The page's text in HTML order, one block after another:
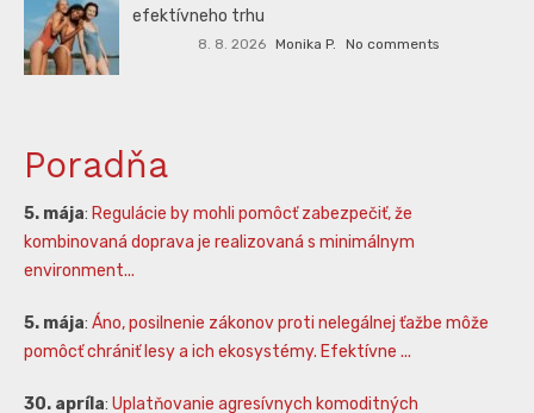
efektívneho trhu
8. 8. 2026 Monika P. No comments
Poradňa
5. mája: Regulácie by mohli pomôcť zabezpečiť, že
kombinovaná doprava je realizovaná s minimálnym
environment...
5. mája: Áno, posilnenie zákonov proti nelegálnej ťažbe môže
pomôcť chrániť lesy a ich ekosystémy. Efektívne ...
30. apríla: Uplatňovanie agresívnych komoditných